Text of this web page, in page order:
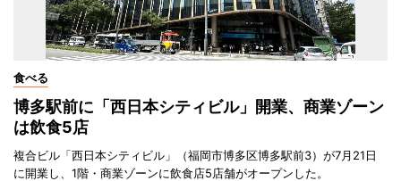
食べる
博多駅前に「西日本シティビル」開業、商業ゾーン
は飲食5店
複合ビル「西日本シティビル」（福岡市博多区博多駅前3）が7月21日
に開業し、1階・商業ゾーンに飲食店5店舗がオープンした。